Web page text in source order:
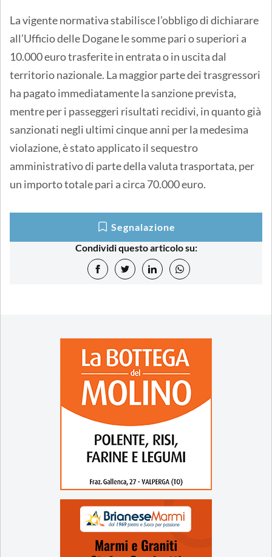
La vigente normativa stabilisce l’obbligo di dichiarare
all’Ufficio delle Dogane le somme pari o superiori a
10.000 euro trasferite in entrata o in uscita dal
territorio nazionale. La maggior parte dei trasgressori
ha pagato immediatamente la sanzione prevista,
mentre per i passeggeri risultati recidivi, in quanto già
sanzionati negli ultimi cinque anni per la medesima
violazione, è stato applicato il sequestro
amministrativo di parte della valuta trasportata, per
un importo totale pari a circa 70.000 euro.
Segnalazione
Condividi questo articolo su: